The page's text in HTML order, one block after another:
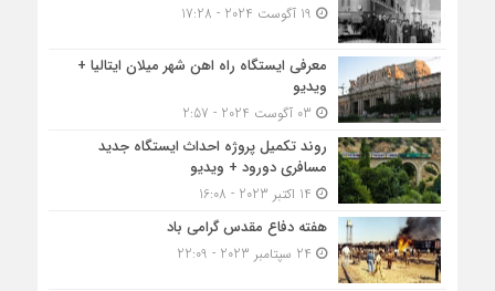
معرفی ایستگاه راه اهن شهر میلان ایتالیا +
ویدیو
روند تکمیل پروژه احداث ایستگاه جدید
مسافری دورود + ویدیو
هفته دفاع مقدس گرامی باد